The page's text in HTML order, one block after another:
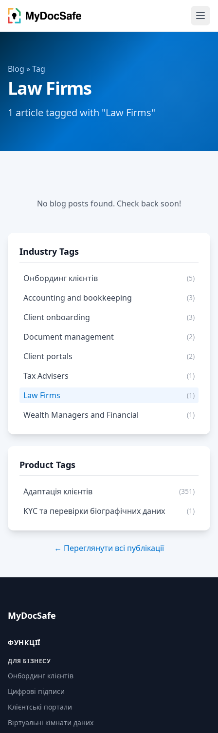
Blog » Tag
Law Firms
1 article tagged with "Law Firms"
No blog posts found. Check back soon!
Industry Tags
Онбординг клієнтів (5)
Accounting and bookkeeping (3)
Client onboarding (3)
Document management (2)
Client portals (2)
Tax Advisers (1)
Law Firms (1)
Wealth Managers and Financial (1)
Product Tags
Адаптація клієнтів (351)
KYC та перевірки біографічних даних (1)
← Переглянути всі публікації
MyDocSafe
ФУНКЦІЇ
ДЛЯ БІЗНЕСУ
Онбординг клієнтів
Цифрові підписи
Клієнтські портали
Віртуальні кімнати даних